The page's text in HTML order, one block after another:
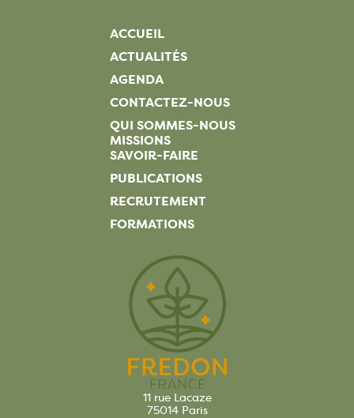
ACCUEIL
ACTUALITÉS
AGENDA
CONTACTEZ-NOUS
QUI SOMMES-NOUS
MISSIONS
SAVOIR-FAIRE
PUBLICATIONS
RECRUTEMENT
FORMATIONS
11 rue Lacaze
75014 Paris